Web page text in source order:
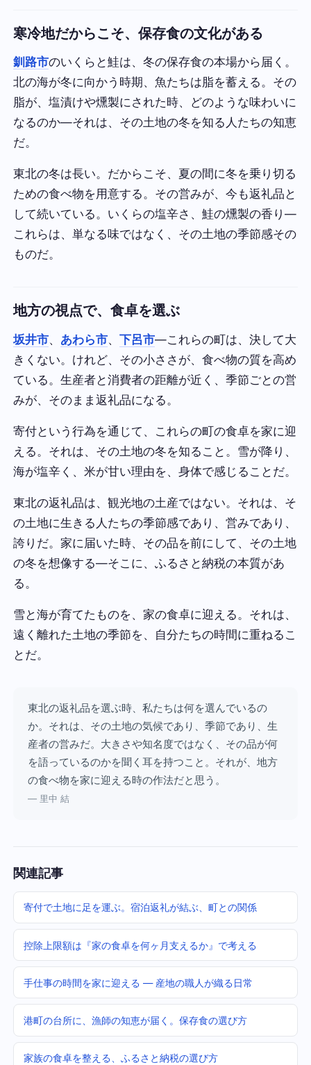
寒冷地だからこそ、保存食の文化がある
釧路市のいくらと鮭は、冬の保存食の本場から届く。
北の海が冬に向かう時期、魚たちは脂を蓄える。その
脂が、塩漬けや燻製にされた時、どのような味わいに
なるのか—それは、その土地の冬を知る人たちの知恵
だ。
東北の冬は長い。だからこそ、夏の間に冬を乗り切る
ための食べ物を用意する。その営みが、今も返礼品と
して続いている。いくらの塩辛さ、鮭の燻製の香り—
これらは、単なる味ではなく、その土地の季節感その
ものだ。
地方の視点で、食卓を選ぶ
坂井市、 あわら市、下呂市—これらの町は、決して大
きくない。けれど、その小ささが、食べ物の質を高め
ている。生産者と消費者の距離が近く、季節ごとの営
みが、そのまま返礼品になる。
寄付という行為を通じて、これらの町の食卓を家に迎
える。それは、その土地の冬を知ること。雪が降り、
海が塩辛く、米が甘い理由を、身体で感じることだ。
東北の返礼品は、観光地の土産ではない。それは、そ
の土地に生きる人たちの季節感であり、営みであり、
誇りだ。家に届いた時、その品を前にして、その土地
の冬を想像する—そこに、ふるさと納税の本質があ
る。
雪と海が育てたものを、家の食卓に迎える。それは、
遠く離れた土地の季節を、自分たちの時間に重ねるこ
とだ。
東北の返礼品を選ぶ時、私たちは何を選んでいるの
か。それは、その土地の気候であり、季節であり、生
産者の営みだ。大きさや知名度ではなく、その品が何
を語っているのかを聞く耳を持つこと。それが、地方
の食べ物を家に迎える時の作法だと思う。
— 里中 結
関連記事
寄付で土地に足を運ぶ。宿泊返礼が結ぶ、町との関係
控除上限額は『家の食卓を何ヶ月支えるか』で考える
手仕事の時間を家に迎える — 産地の職人が織る日常
港町の台所に、漁師の知恵が届く。保存食の選び方
家族の食卓を整える、ふるさと納税の選び方